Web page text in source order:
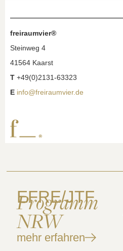
freiraumvier®
Steinweg 4
41564 Kaarst
T +49(0)2131-63323
E info@freiraumvier.de
EFRE/JTF
Programm
NRW
mehr erfahren